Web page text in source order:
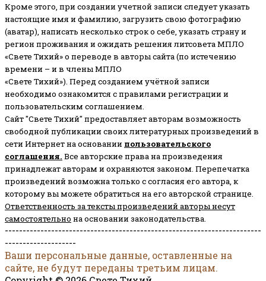
Кроме этого, при создании учетной записи следует указать
настоящие имя и фамилию, загрузить свою фотографию
(аватар), написать несколько строк о себе, указать страну и
регион проживания и ожидать решения литсовета МПЛО
«Свете Тихий» о переводе в авторы сайта (по истечению
времени – и в члены МПЛО
«Свете Тихий»). Перед созданием учётной записи
необходимо ознакомится с правилами регистрации и
пользовательским соглашением.
Сайт "Свете Тихий" предоставляет авторам возможность
свободной публикации своих литературных произведений в
сети Интернет на основании пользовательского
соглашения. Все авторские права на произведения
принадлежат авторам и охраняются законом. Перепечатка
произведений возможна только с согласия его автора, к
которому вы можете обратиться на его авторской странице.
Ответственность за тексты произведений авторы несут
самостоятельно на основании законодательства.
------------------------------------------------------------------------
--------------------
Ваши персональные данные, оставленные на
сайте, не будут переданы третьим лицам.